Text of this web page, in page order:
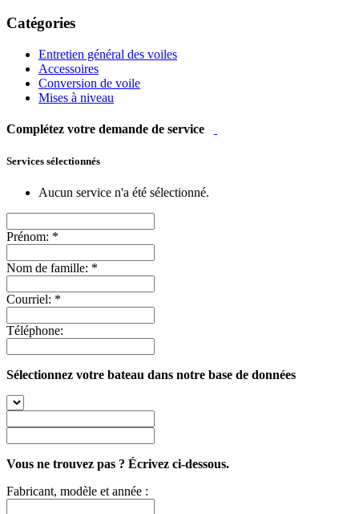
Catégories
Entretien général des voiles
Accessoires
Conversion de voile
Mises à niveau
Complétez votre demande de service
Services sélectionnés
Aucun service n'a été sélectionné.
Prénom: *
Nom de famille: *
Courriel: *
Téléphone:
Sélectionnez votre bateau dans notre base de données
Vous ne trouvez pas ? Écrivez ci-dessous.
Fabricant, modèle et année :